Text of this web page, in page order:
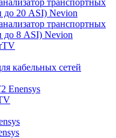
транспортных
до 20 ASI) Nevion
транспортных
до 8 ASI) Nevion
кабельных сетей
Enensys